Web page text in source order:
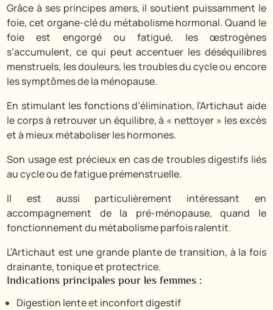
Grâce à ses principes amers, il soutient puissamment le
foie, cet organe-clé du métabolisme hormonal. Quand le
foie est engorgé ou fatigué, les œstrogènes
s’accumulent, ce qui peut accentuer les déséquilibres
menstruels, les douleurs, les troubles du cycle ou encore
les symptômes de la ménopause.
En stimulant les fonctions d’élimination, l’Artichaut aide
le corps à retrouver un équilibre, à « nettoyer » les excès
et à mieux métaboliser les hormones.
Son usage est précieux en cas de troubles digestifs liés
au cycle ou de fatigue prémenstruelle.
Il est aussi particulièrement intéressant en
accompagnement de la pré-ménopause, quand le
fonctionnement du métabolisme parfois ralentit.
L’Artichaut est une grande plante de transition, à la fois
drainante, tonique et protectrice.
Indications principales pour les femmes :
Digestion lente et inconfort digestif